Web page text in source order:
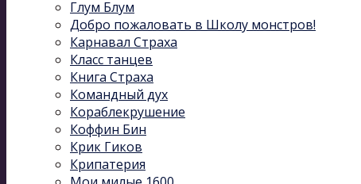
Глум Блум
Добро пожаловать в Школу монстров!
Карнавал Cтраха
Класс танцев
Книга Страха
Командный дух
Кораблекрушение
Коффин Бин
Крик Гиков
Крипатерия